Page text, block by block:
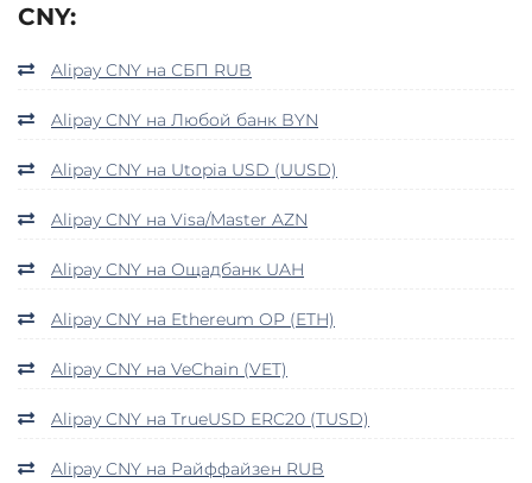
CNY:
Alipay CNY на СБП RUB
Alipay CNY на Любой банк BYN
Alipay CNY на Utopia USD (UUSD)
Alipay CNY на Visa/Master AZN
Alipay CNY на Ощадбанк UAH
Alipay CNY на Ethereum OP (ETH)
Alipay CNY на VeChain (VET)
Alipay CNY на TrueUSD ERC20 (TUSD)
Alipay CNY на Райффайзен RUB